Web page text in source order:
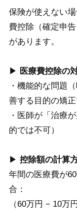
保険が使えない
費控除（確定申
があります。
▶ 医療費控除の
・機能的な問題
善する目的の矯
・医師が「治療
的では不可）
▶ 控除額の計算
年間の医療費が
合：
（60万円 − 10万